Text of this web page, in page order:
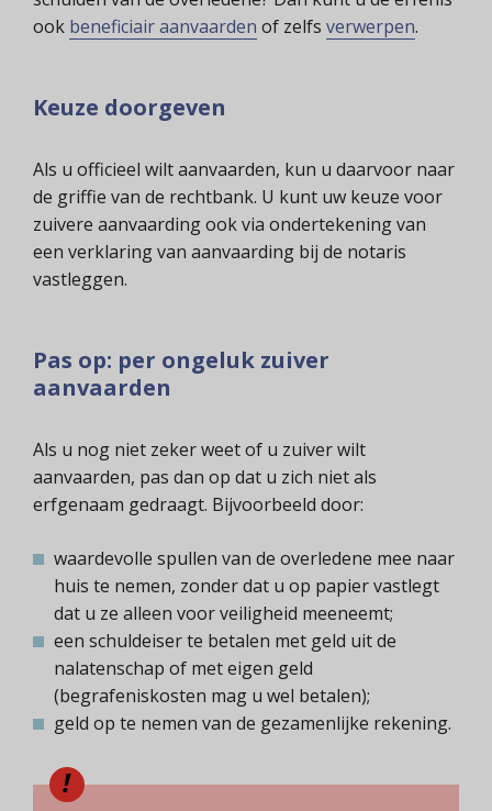
ook beneficiair aanvaarden of zelfs verwerpen.
Keuze doorgeven
Als u officieel wilt aanvaarden, kun u daarvoor naar
de griffie van de rechtbank. U kunt uw keuze voor
zuivere aanvaarding ook via ondertekening van
een verklaring van aanvaarding bij de notaris
vastleggen.
Pas op: per ongeluk zuiver
aanvaarden
Als u nog niet zeker weet of u zuiver wilt
aanvaarden, pas dan op dat u zich niet als
erfgenaam gedraagt. Bijvoorbeeld door:
waardevolle spullen van de overledene mee naar
huis te nemen, zonder dat u op papier vastlegt
dat u ze alleen voor veiligheid meeneemt;
een schuldeiser te betalen met geld uit de
nalatenschap of met eigen geld
(begrafeniskosten mag u wel betalen);
geld op te nemen van de gezamenlijke rekening.